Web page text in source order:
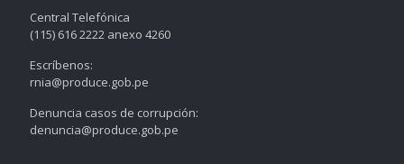
Central Telefónica
(115) 616 2222 anexo 4260
Escríbenos:
rnia@produce.gob.pe
Denuncia casos de corrupción:
denuncia@produce.gob.pe